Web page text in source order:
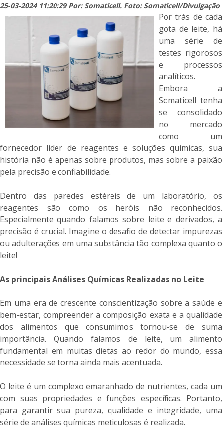
25-03-2024 11:20:29 Por: Somaticell. Foto: Somaticell/Divulgação
Por trás de cada
gota de leite, há
uma série de
testes rigorosos
e processos
analíticos.
Embora a
Somaticell tenha
se consolidado
no mercado
como um
fornecedor líder de reagentes e soluções químicas, sua
história não é apenas sobre produtos, mas sobre a paixão
pela precisão e confiabilidade.
Dentro das paredes estéreis de um laboratório, os
reagentes são como os heróis não reconhecidos.
Especialmente quando falamos sobre leite e derivados, a
precisão é crucial. Imagine o desafio de detectar impurezas
ou adulterações em uma substância tão complexa quanto o
leite!
As principais Análises Químicas Realizadas no Leite
Em uma era de crescente conscientização sobre a saúde e
bem-estar, compreender a composição exata e a qualidade
dos alimentos que consumimos tornou-se de suma
importância. Quando falamos de leite, um alimento
fundamental em muitas dietas ao redor do mundo, essa
necessidade se torna ainda mais acentuada.
O leite é um complexo emaranhado de nutrientes, cada um
com suas propriedades e funções específicas. Portanto,
para garantir sua pureza, qualidade e integridade, uma
série de análises químicas meticulosas é realizada.